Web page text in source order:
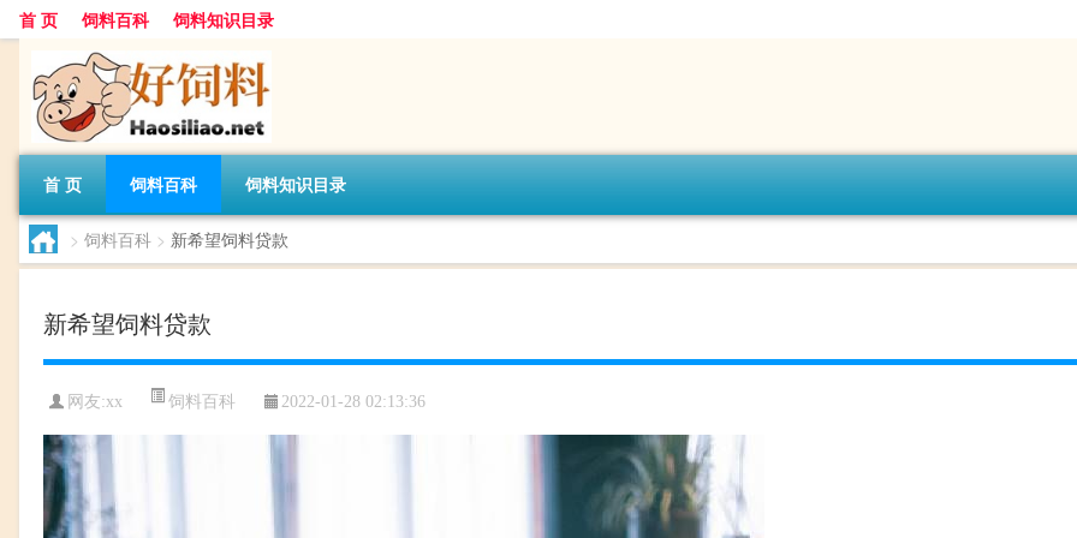
首 页 饲料百科 饲料知识目录
首 页 饲料百科 饲料知识目录
> 饲料百科 > 新希望饲料贷款
新希望饲料贷款
网友:xx 饲料百科 2022-01-28 02:13:36